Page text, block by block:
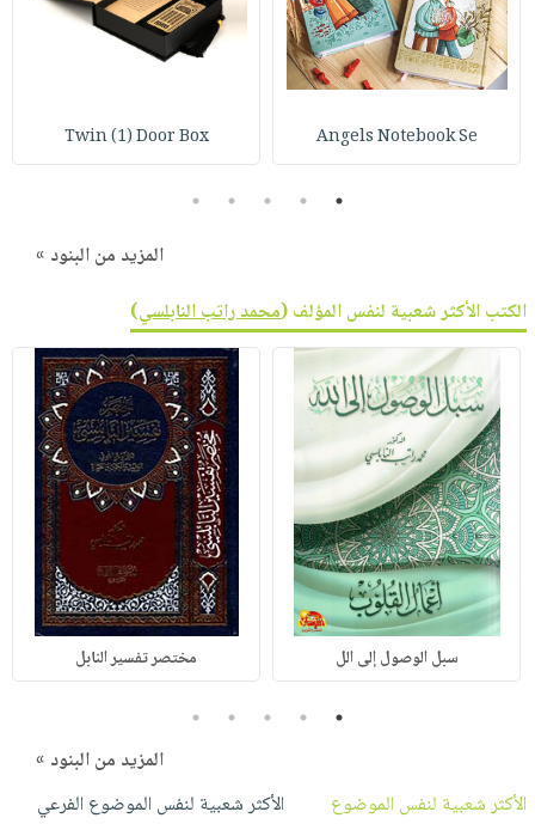
Angels Notebook Se
Twin (1) Door Box
1
2
3
4
5
المزيد من البنود »
الكتب الأكثر شعبية لنفس المؤلف (محمد راتب النابلسي)
سبل الوصول إلى الل مختصر تفسير النابل
1
2
3
4
5
المزيد من البنود »
الأكثر شعبية لنفس الموضوع
الأكثر شعبية لنفس الموضوع الفرعي